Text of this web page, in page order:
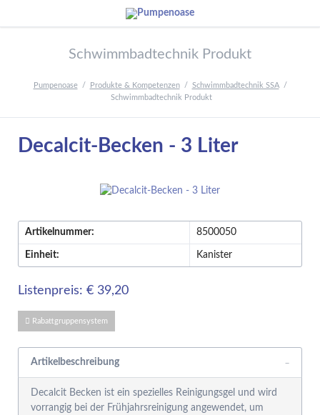
Schwimmbadtechnik Produkt
Pumpenoase Produkte & Kompetenzen
Schwimmbadtechnik SSA
Schwimmbadtechnik Produkt
Decalcit-Becken - 3 Liter
Artikelnummer: 8500050
Einheit: Kanister
Listenpreis: € 39,20
Rabattgruppensystem
Artikelbeschreibung
Decalcit Becken ist ein spezielles Reinigungsgel und wird
vorrangig bei der Frühjahrsreinigung angewendet, um